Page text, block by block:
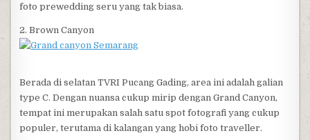
foto prewedding seru yang tak biasa.
2. Brown Canyon
Berada di selatan TVRI Pucang Gading, area ini adalah galian
type C. Dengan nuansa cukup mirip dengan Grand Canyon,
tempat ini merupakan salah satu spot fotografi yang cukup
populer, terutama di kalangan yang hobi foto traveller.